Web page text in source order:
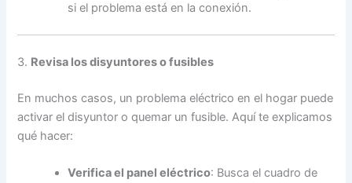
si el problema está en la conexión.
3. Revisa los disyuntores o fusibles
En muchos casos, un problema eléctrico en el hogar puede
activar el disyuntor o quemar un fusible. Aquí te explicamos
qué hacer:
Verifica el panel eléctrico: Busca el cuadro de